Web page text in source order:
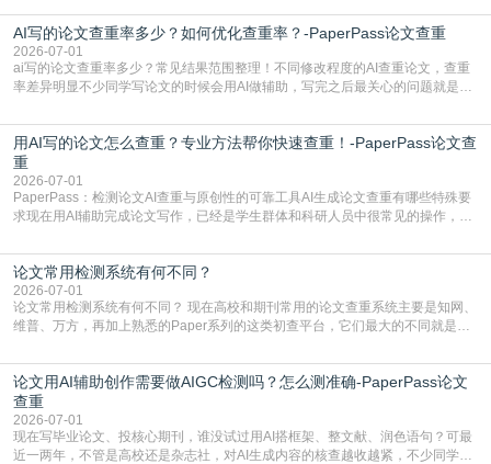
五遍还是过不了预检测的大有人在，这时候，找到靠谱的降AIGC检测率的网
站，就能少走好多弯路。PaperPass：守护学术原创性的智能伙伴AIGC生成内
容的学术合规痛点去年帮一个本科师弟改
AI写的论文查重率多少？如何优化查重率？-PaperPass论文查重
2026-07-01
ai写的论文查重率多少？常见结果范围整理！不同修改程度的AI查重论文，查重
率差异明显不少同学写论文的时候会用AI做辅助，写完之后最关心的问题就是ai
实际情况和大家想的不太一样。AI训练依赖海量公开学术文献、网络内容，生成
内容本质是按照语义概率拼接已有内容，很容易和已发布的作品撞重复，甚至会
直接引用整段已有内容，所以查重率偏高是
用AI写的论文怎么查重？专业方法帮你快速查重！-PaperPass论文查
重
2026-07-01
PaperPass：检测论文AI查重与原创性的可靠工具AI生成论文查重有哪些特殊要
求现在用AI辅助完成论文写作，已经是学生群体和科研人员中很常见的操作，不
但很多人忽略了，AI生成的内容天生带有重复风险——训练AI的数据集本身就包
含大量已公开的学术内容、网络原创内容，AI输出内容时很容易无意识拼接出重
复片
论文常用检测系统有何不同？
2026-07-01
论文常用检测系统有何不同？ 现在高校和期刊常用的论文查重系统主要是知网、
维普、万方，再加上熟悉的Paper系列的这类初查平台，它们最大的不同就是数
查数值误导。知网（CNKI）是学校定稿检测的绝对主流。本科用PMLC，含大学
生联合比对库，能比历届学长论文，硕博用VIP/TMLC，含学术论文联合比对
库，期刊投稿用AMLMC/SML
论文用AI辅助创作需要做AIGC检测吗？怎么测准确-PaperPass论文
查重
2026-07-01
现在写毕业论文、投核心期刊，谁没试过用AI搭框架、整文献、润色语句？可最
近一两年，不管是高校还是杂志社，对AI生成内容的核查越收越紧，不少同学投